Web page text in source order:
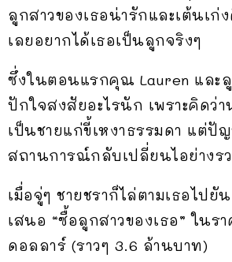
ลูกสาวของเธอน่ารักและเต้นเก่
เลยอยากได้เธอเป็นลูกจริงๆ
ซึ่งในตอนแรกคุณ Lauren และลู
ปักใจสงสัยอะไรนัก เพราะคิดว่า
เป็นชายแก่ขี้เหงาธรรมดา แต่ปั
สถานการณ์กลับเปลี่ยนไอย่างรว
เมื่อจู่ๆ ชายชราก็ไล่ตามเธอไปยั
เสนอ “ซื้อลูกสาวของเธอ” ในร
ดอลลาร์ (ราวๆ 3.6 ล้านบาท)